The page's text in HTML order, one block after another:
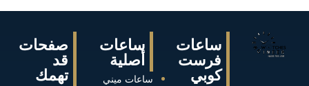
صفحات
قد
تهمك
ساعات
أصلية
ساعات ميني
ساعات
فرست
كوبي